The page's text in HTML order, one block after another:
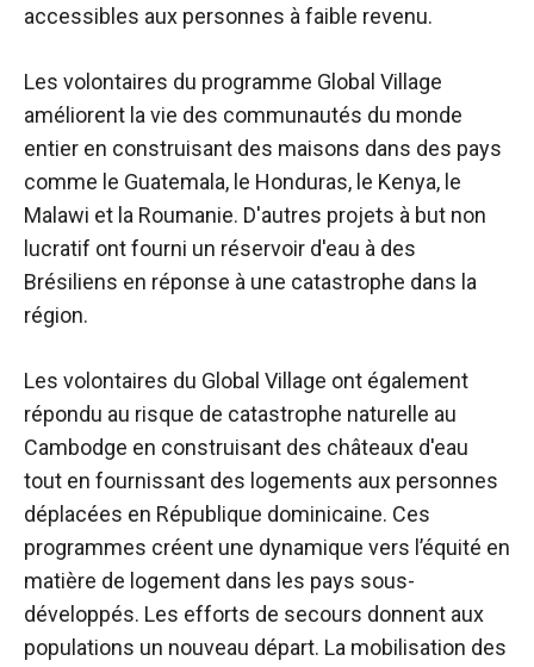
accessibles aux personnes à faible revenu.
Les volontaires du programme Global Village
améliorent la vie des communautés du monde
entier en construisant des maisons dans des pays
comme le Guatemala, le Honduras, le Kenya, le
Malawi et la Roumanie. D'autres projets à but non
lucratif ont fourni un réservoir d'eau à des
Brésiliens en réponse à une catastrophe dans la
région.
Les volontaires du Global Village ont également
répondu au risque de catastrophe naturelle au
Cambodge en construisant des châteaux d'eau
tout en fournissant des logements aux personnes
déplacées en République dominicaine. Ces
programmes créent une dynamique vers l’équité en
matière de logement dans les pays sous-
développés. Les efforts de secours donnent aux
populations un nouveau départ. La mobilisation des